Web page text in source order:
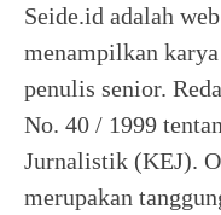
Seide.id adalah
menampilkan
penulis senior.
No. 40 / 1999
Jurnalistik (KEJ).
merupakan